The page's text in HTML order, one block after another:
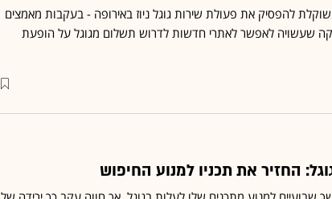
שוקלת להפסיק את פעולת שירות גוגל ניוז באירופה - בעקבות מאמצים
שעשויה לאפשר לאתרי חדשות לדרוש תשלום מגוגל על הופעת
החזיר את תכניו למנוע החיפוש